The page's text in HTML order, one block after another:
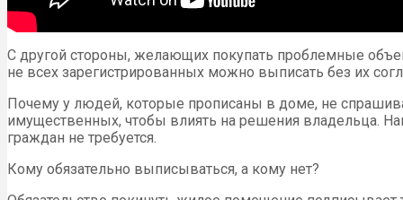
С другой стороны, желающих покупать проблемные
не всех зарегистрированных можно выписать без их
Почему у людей, которые прописаны в доме, не
имущественных, чтобы влиять на решения владельца.
граждан не требуется.
Кому обязательно выписываться, а кому нет?